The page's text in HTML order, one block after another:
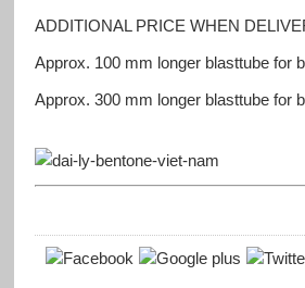
ADDITIONAL PRICE WHEN
Approx. 100 mm longer blasttube for
Approx. 300 mm longer blasttube for